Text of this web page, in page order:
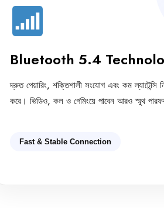
Bluetooth 5.4
দ্রুত পেয়ারিং, শক্তিশালী সংযোগ এবং কম ল্যাটেন্সি
করে। ভিডিও, কল ও গেমিংয়ে পাবেন আরও স্মুথ
Fast & Stable Connection